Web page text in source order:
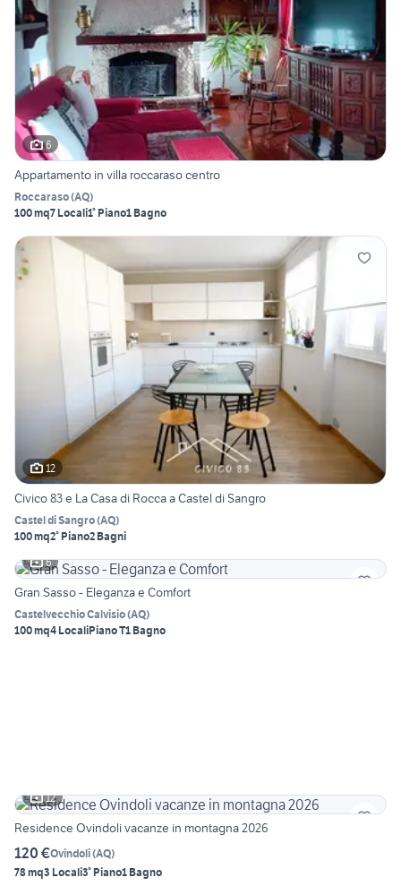
6
Appartamento in villa roccaraso centro
Roccaraso(AQ)
100 mq7 Locali1° Piano1 Bagno
12
Civico 83 e La Casa di Rocca a Castel di Sangro
Castel di Sangro(AQ)
100 mq2° Piano2 Bagni
6
Gran Sasso - Eleganza e Comfort
Castelvecchio Calvisio(AQ)
100 mq4 LocaliPiano T1 Bagno
12
Residence Ovindoli vacanze in montagna 2026
120 €Ovindoli(AQ)
78 mq3 Locali3° Piano1 Bagno